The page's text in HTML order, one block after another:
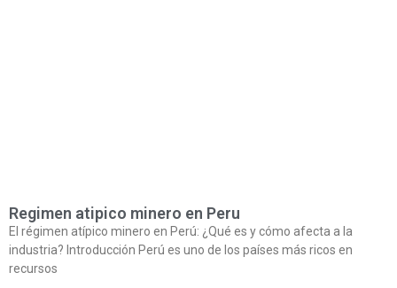
Regimen atipico minero en Peru
El régimen atípico minero en Perú: ¿Qué es y cómo afecta a la
industria? Introducción Perú es uno de los países más ricos en
recursos